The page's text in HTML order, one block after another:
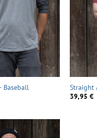
Baseball
Straight
39,95 €